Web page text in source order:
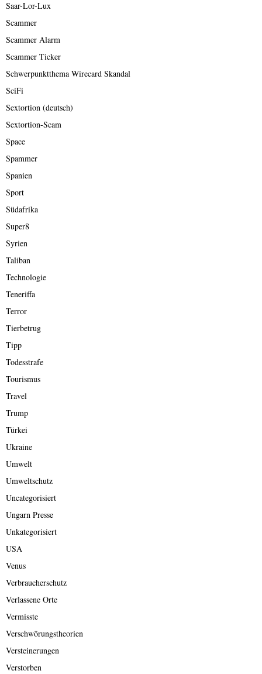
Saar-Lor-Lux
Scammer
Scammer Alarm
Scammer Ticker
Schwerpunktthema Wirecard Skandal
SciFi
Sextortion (deutsch)
Sextortion-Scam
Space
Spammer
Spanien
Sport
Südafrika
Super8
Syrien
Taliban
Technologie
Teneriffa
Terror
Tierbetrug
Tipp
Todesstrafe
Tourismus
Travel
Trump
Türkei
Ukraine
Umwelt
Umweltschutz
Uncategorisiert
Ungarn Presse
Unkategorisiert
USA
Venus
Verbraucherschutz
Verlassene Orte
Vermisste
Verschwörungstheorien
Versteinerungen
Verstorben